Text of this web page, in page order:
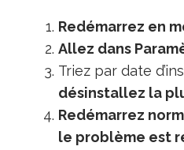
Redémarrez en
Allez dans
Triez par date
désinstallez la
Redémarrez
le problème est